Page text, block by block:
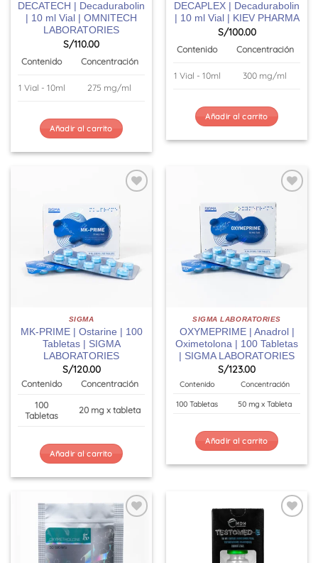
DECATECH | Decadurabolin
| 10 ml Vial | OMNITECH
LABORATORIES
S/110.00
Contenido Concentración
1 Vial - 10ml 275 mg/ml
Añadir al carrito
DECAPLEX | Decadurabolin
| 10 ml Vial | KIEV PHARMA
S/100.00
Contenido Concentración
1 Vial - 10ml 300 mg/ml
Añadir al carrito
SIGMA
MK-PRIME | Ostarine | 100
Tabletas | SIGMA
LABORATORIES
S/120.00
Contenido
Concentración
100
Tabletas
20 mg x tableta
Añadir al carrito
SIGMA LABORATORIES
OXYMEPRIME | Anadrol |
Oximetolona | 100 Tabletas
| SIGMA LABORATORIES
S/123.00
Contenido Concentración
100 Tabletas 50 mg x Tableta
Añadir al carrito